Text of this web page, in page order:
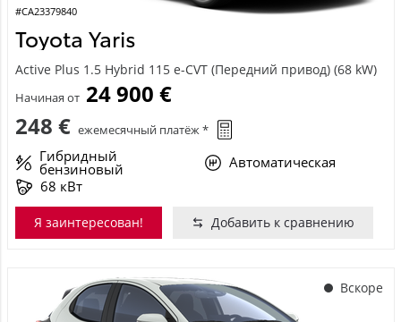
#CA23379840
Toyota Yaris
Active Plus 1.5 Hybrid 115 e-CVT (Передний привод) (68 kW)
Начиная от 24 900 €
248 € ежемесячный платёж *
Гибридный
бензиновый
Автоматическая
68 кВт
Я заинтересован! Добавить к сравнению
Вскоре